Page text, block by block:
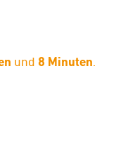
und 8 Minuten